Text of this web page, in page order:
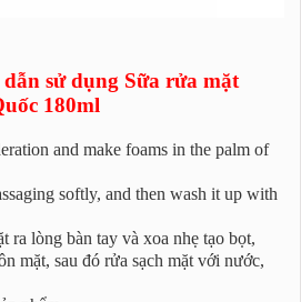
sử dụng Sữa rửa mặt
180ml
and make foams in the palm of
softly, and then wash it up with
ra lòng bàn tay và xoa nhẹ tạo bọt,
mặt, sau đó rửa sạch mặt với nước,